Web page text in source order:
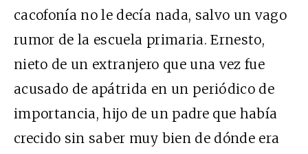
cacofonía no le decía nada, salvo un vago
rumor de la escuela primaria. Ernesto,
nieto de un extranjero que una vez fue
acusado de apátrida en un periódico de
importancia, hijo de un padre que había
crecido sin saber muy bien de dónde era